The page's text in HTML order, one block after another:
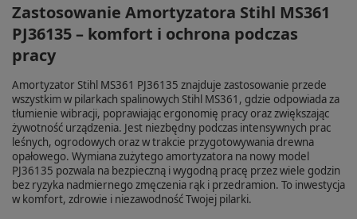
Zastosowanie Amortyzatora Stihl MS361
PJ36135 – komfort i ochrona podczas
pracy
Amortyzator Stihl MS361 PJ36135 znajduje zastosowanie przede
wszystkim w pilarkach spalinowych Stihl MS361, gdzie odpowiada za
tłumienie wibracji, poprawiając ergonomię pracy oraz zwiększając
żywotność urządzenia. Jest niezbędny podczas intensywnych prac
leśnych, ogrodowych oraz w trakcie przygotowywania drewna
opałowego. Wymiana zużytego amortyzatora na nowy model
PJ36135 pozwala na bezpieczną i wygodną pracę przez wiele godzin
bez ryzyka nadmiernego zmęczenia rąk i przedramion. To inwestycja
w komfort, zdrowie i niezawodność Twojej pilarki.